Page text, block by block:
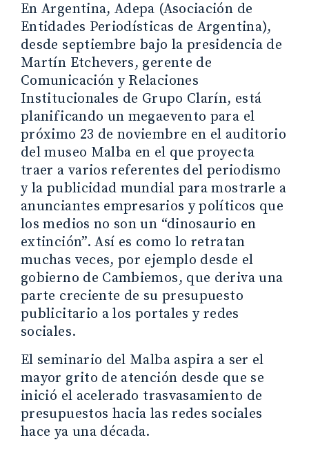
En Argentina, Adepa (Asociación de
Entidades Periodísticas de Argentina),
desde septiembre bajo la presidencia de
Martín Etchevers, gerente de
Comunicación y Relaciones
Institucionales de Grupo Clarín, está
planificando un megaevento para el
próximo 23 de noviembre en el auditorio
del museo Malba en el que proyecta
traer a varios referentes del periodismo
y la publicidad mundial para mostrarle a
anunciantes empresarios y políticos que
los medios no son un “dinosaurio en
extinción”. Así es como lo retratan
muchas veces, por ejemplo desde el
gobierno de Cambiemos, que deriva una
parte creciente de su presupuesto
publicitario a los portales y redes
sociales.
El seminario del Malba aspira a ser el
mayor grito de atención desde que se
inició el acelerado trasvasamiento de
presupuestos hacia las redes sociales
hace ya una década.